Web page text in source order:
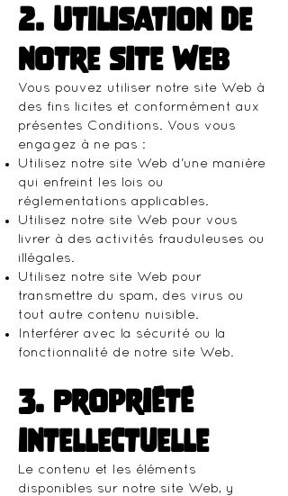
2. Utilisation de
notre site Web
Vous pouvez utiliser notre site Web à
des fins licites et conformément aux
présentes Conditions. Vous vous
engagez à ne pas :
Utilisez notre site Web d'une manière
qui enfreint les lois ou
réglementations applicables.
Utilisez notre site Web pour vous
livrer à des activités frauduleuses ou
illégales.
Utilisez notre site Web pour
transmettre du spam, des virus ou
tout autre contenu nuisible.
Interférer avec la sécurité ou la
fonctionnalité de notre site Web.
3. Propriété
intellectuelle
Le contenu et les éléments
disponibles sur notre site Web, y